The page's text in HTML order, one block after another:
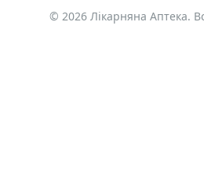
© 2026 Лікарняна Аптека.